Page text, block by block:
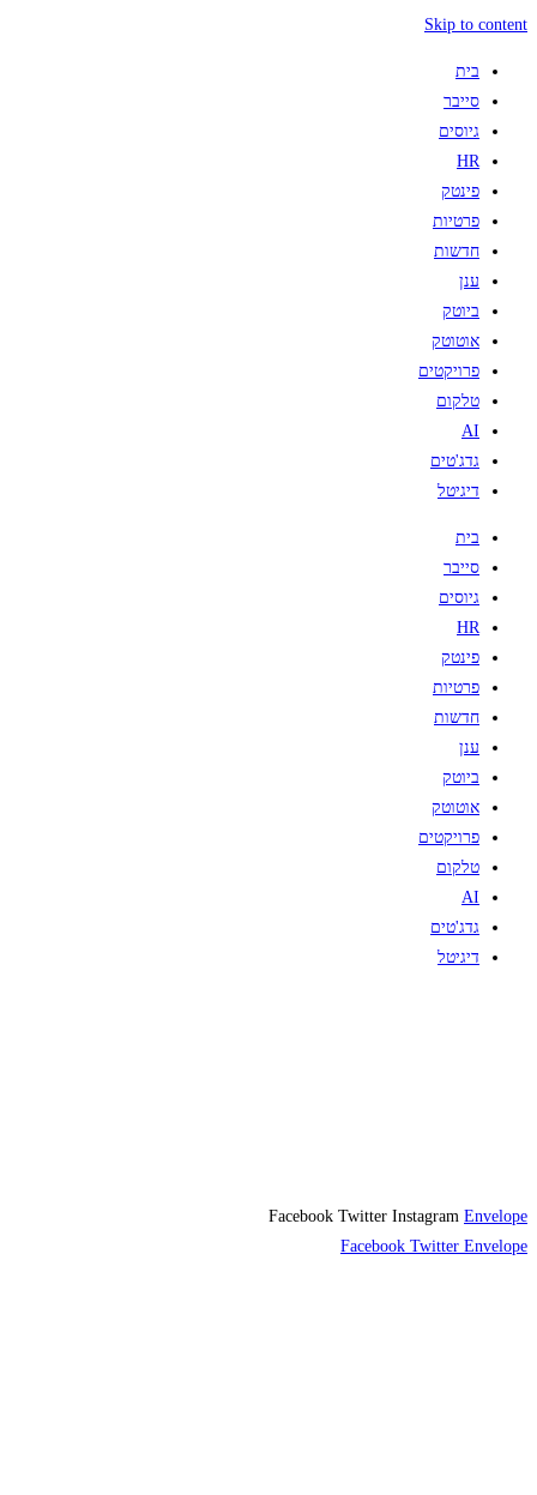
Skip to content
בית
סייבר
גיוסים
HR
פינטק
פרטיות
חדשות
ענן
ביוטק
אוטוטק
פרויקטים
טלקום
AI
גדג'טים
דיגיטל
בית
סייבר
גיוסים
HR
פינטק
פרטיות
חדשות
ענן
ביוטק
אוטוטק
פרויקטים
טלקום
AI
גדג'טים
דיגיטל
Facebook Twitter Instagram Envelope
Facebook Twitter Envelope